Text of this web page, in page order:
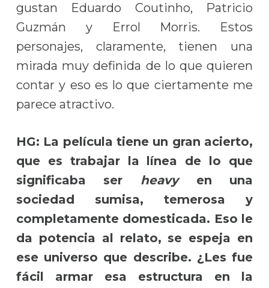
gustan Eduardo Coutinho, Patricio
Guzmán y Errol Morris. Estos
personajes, claramente, tienen una
mirada muy definida de lo que quieren
contar y eso es lo que ciertamente me
parece atractivo.
HG: La película tiene un gran acierto,
que es trabajar la línea de lo que
significaba ser heavyen una
sociedad sumisa, temerosa y
completamente domesticada. Eso le
da potencia al relato, se espeja en
ese universo que describe. ¿Les fue
fácil armar esa estructura en la